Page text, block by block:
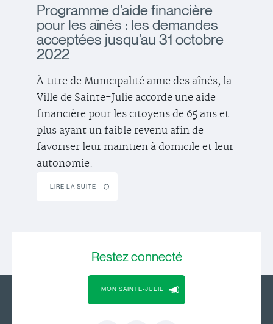
Programme d’aide financière
pour les aînés : les demandes
acceptées jusqu’au 31 octobre
2022
À titre de Municipalité amie des aînés, la
Ville de Sainte-Julie accorde une aide
financière pour les citoyens de 65 ans et
plus ayant un faible revenu afin de
favoriser leur maintien à domicile et leur
autonomie.
LIRE LA SUITE
Restezconnecté
MON SAINTE-JULIE